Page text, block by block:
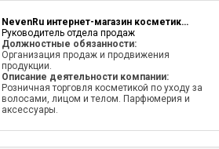
NevenRu интернет-магазин косметика и парфюмерия
Руководитель отдела продаж
Должностные обязанности:
Организация продаж и продвижения
продукции.
Описание деятельности компании:
Розничная торговля косметикой по уходу за
волосами, лицом и телом. Парфюмерия и
аксессуары.